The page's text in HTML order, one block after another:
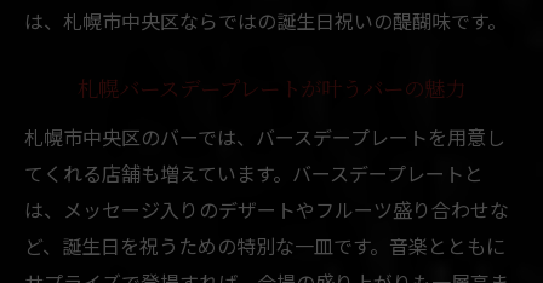
バーで音楽とサプライズ演出を両立する方
バースデープレート対応バーの見極め方
二次会にもぴったりな大人の誕生日演出
すすきの二次会バーで誕生日の余韻を楽し
む
素敵な音楽が流れるバーで大人の二次会体
は、札幌市中央区ならではの誕生日祝いの醍醐味です。
札幌バースデープレートが叶うバーの魅力
札幌市中央区のバーでは、バースデープレートを用意し
てくれる店舗も増えています。バースデープレートと
は、メッセージ入りのデザートやフルーツ盛り合わせな
ど、誕生日を祝うための特別な一皿です。音楽とともに